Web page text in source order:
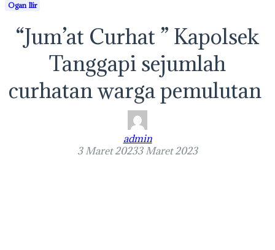
Ogan Ilir
“Jum’at Curhat ” Kapolsek
Tanggapi sejumlah
curhatan warga pemulutan
admin
3 Maret 20233 Maret 2023